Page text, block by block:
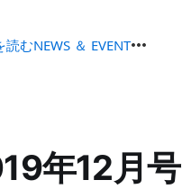
読むNEWS ＆ EVENT
年12月号